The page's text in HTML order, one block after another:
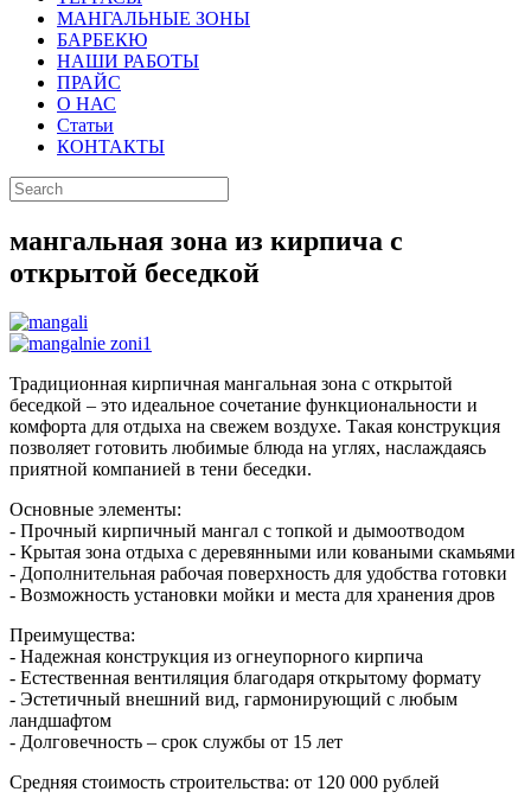
МАНГАЛЬНЫЕ ЗОНЫ
БАРБЕКЮ
НАШИ РАБОТЫ
ПРАЙС
О НАС
Статьи
КОНТАКТЫ
мангальная зона из кирпича с
открытой беседкой
Традиционная кирпичная мангальная зона с открытой
беседкой – это идеальное сочетание функциональности и
комфорта для отдыха на свежем воздухе. Такая конструкция
позволяет готовить любимые блюда на углях, наслаждаясь
приятной компанией в тени беседки.
Основные элементы:
- Прочный кирпичный мангал с топкой и дымоотводом
- Крытая зона отдыха с деревянными или коваными скамьями
- Дополнительная рабочая поверхность для удобства готовки
- Возможность установки мойки и места для хранения дров
Преимущества:
- Надежная конструкция из огнеупорного кирпича
- Естественная вентиляция благодаря открытому формату
- Эстетичный внешний вид, гармонирующий с любым
ландшафтом
- Долговечность – срок службы от 15 лет
Средняя стоимость строительства: от 120 000 рублей